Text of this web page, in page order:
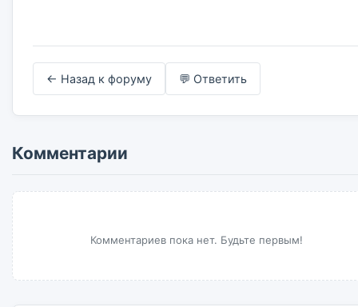
← Назад к форуму 💬 Ответить
Комментарии
Комментариев пока нет. Будьте первым!